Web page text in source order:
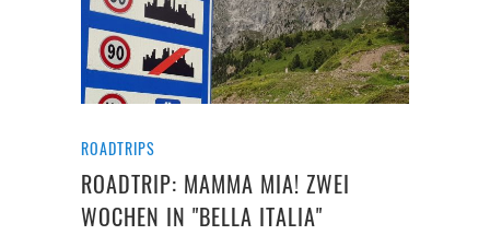
ROADTRIPS
ROADTRIP: MAMMA MIA! ZWEI
WOCHEN IN "BELLA ITALIA"